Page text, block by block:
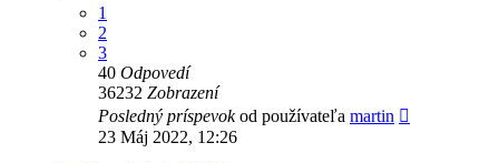
1
2
3
40 Odpovedí
36232 Zobrazení
Posledný príspevokod používateľa martin
23 Máj 2022, 12:26